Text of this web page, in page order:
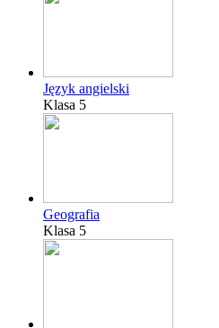
Język angielski
Klasa 5
Geografia
Klasa 5